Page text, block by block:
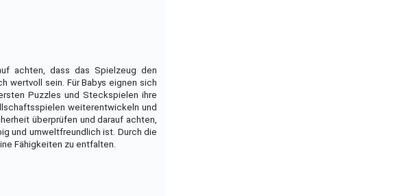
achten, dass das Spielzeug den
wertvoll sein. Für Babys eignen sich
Puzzles und Steckspielen ihre
weiterentwickeln und
überprüfen und darauf achten,
und umweltfreundlich ist. Durch die
Fähigkeiten zu entfalten.